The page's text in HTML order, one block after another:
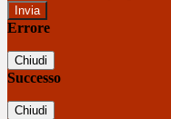
Errore
Chiudi
Successo
Chiudi